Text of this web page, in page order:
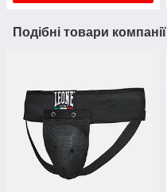
Подібні товари компанії